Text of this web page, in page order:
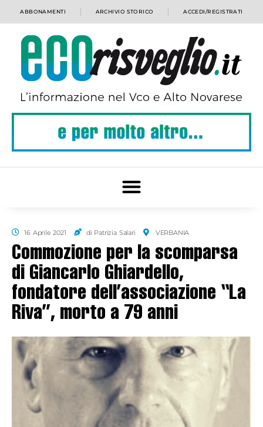
ABBONAMENTI ARCHIVIO STORICO ACCEDI/REGISTRATI
16 Aprile 2021 di Patrizia Salari VERBANIA
Commozione per la scomparsa
di Giancarlo Ghiardello,
fondatore dell’associazione “La
Riva”, morto a 79 anni